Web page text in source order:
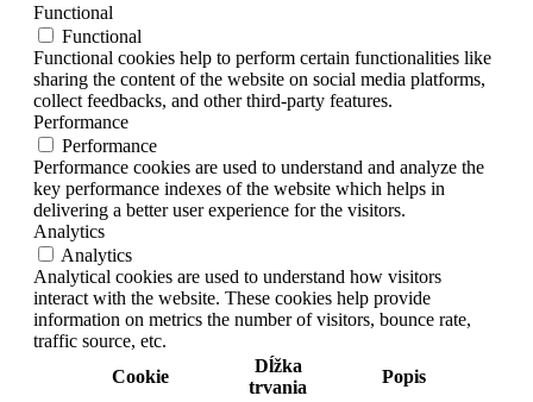
Functional
Functional
Functional cookies help to perform certain functionalities like
sharing the content of the website on social media platforms,
collect feedbacks, and other third-party features.
Performance
Performance
Performance cookies are used to understand and analyze the
key performance indexes of the website which helps in
delivering a better user experience for the visitors.
Analytics
Analytics
Analytical cookies are used to understand how visitors
interact with the website. These cookies help provide
information on metrics the number of visitors, bounce rate,
traffic source, etc.
Cookie
Dĺžka
trvania
Popis